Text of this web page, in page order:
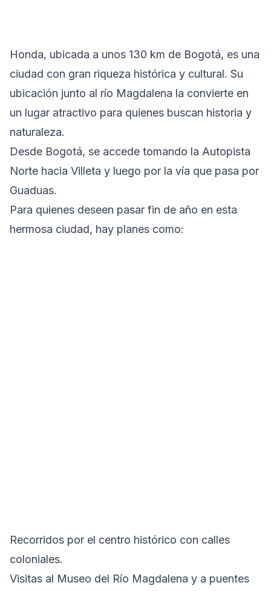
Honda, ubicada a unos 130 km de Bogotá, es una
ciudad con gran riqueza histórica y cultural. Su
ubicación junto al río Magdalena la convierte en
un lugar atractivo para quienes buscan historia y
naturaleza.
Desde Bogotá, se accede tomando la Autopista
Norte hacia Villeta y luego por la vía que pasa por
Guaduas.
Para quienes deseen pasar fin de año en esta
hermosa ciudad, hay planes como:
Recorridos por el centro histórico con calles
coloniales.
Visitas al Museo del Río Magdalena y a puentes